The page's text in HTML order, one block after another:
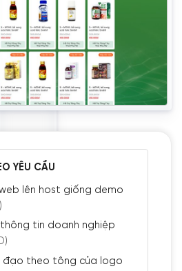
YÊU CẦU
lên host giống demo
thông tin doanh nghiệp
đạo theo tông của logo